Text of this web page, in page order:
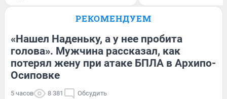
РЕКОМЕНДУЕМ
«Нашел Наденьку, а у нее пробита
голова». Мужчина рассказал, как
потерял жену при атаке БПЛА в Архипо-
Осиповке
5 часов 8 381 Обсудить